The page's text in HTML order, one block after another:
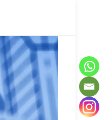
انواع دستگاه شیرینگ
ماشین آهار فرش
میز هوا